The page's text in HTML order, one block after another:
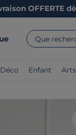
OFFERTE
Que
Déco Enfant